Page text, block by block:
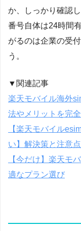
か、しっかり確認
番号自体は24時間
がるのは企業の受
う。
▼関連記事
楽天モバイル海外
法やメリットを完
【楽天モバイル
い】解決策と注意
【今だけ】楽天モ
適なプラン選び